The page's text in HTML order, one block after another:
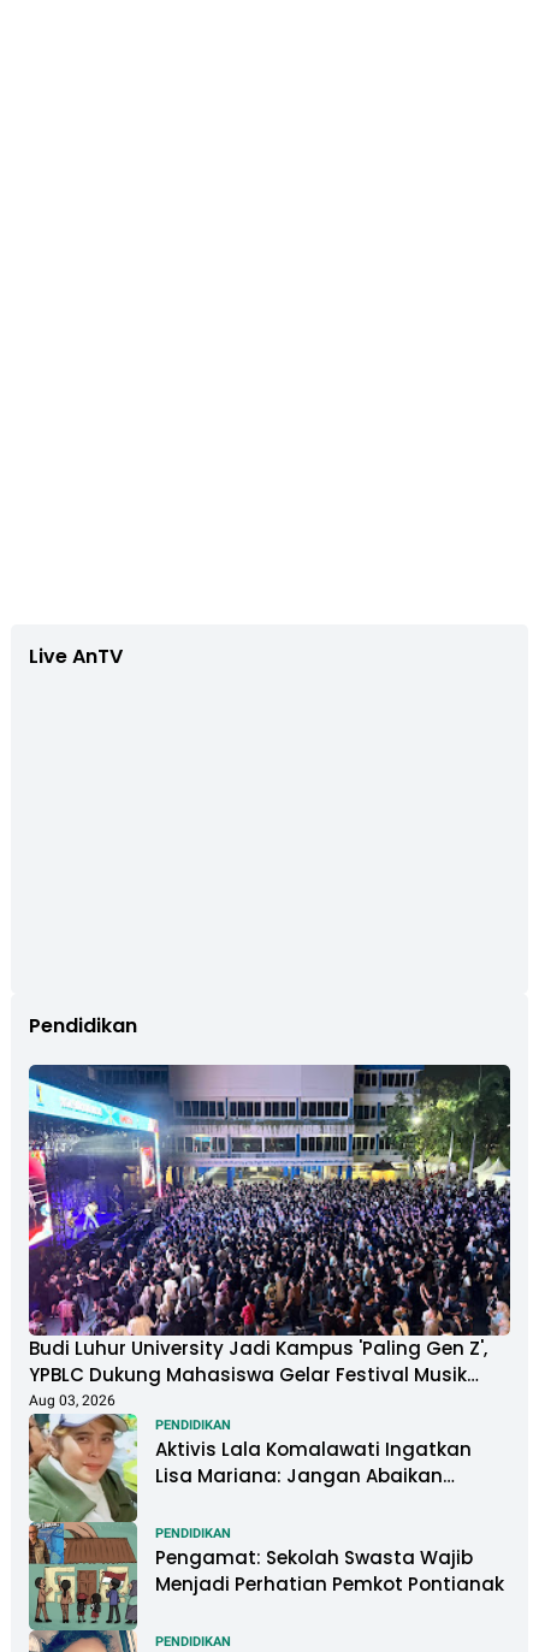
Live AnTV
Pendidikan
Budi Luhur University Jadi Kampus 'Paling Gen Z',
YPBLC Dukung Mahasiswa Gelar Festival Musik
Berkapasitas Ribuan Penonton
Aug 03, 2026
PENDIDIKAN
Aktivis Lala Komalawati Ingatkan
Lisa Mariana: Jangan Abaikan
DNA
PENDIDIKAN
Pengamat: Sekolah Swasta Wajib
Menjadi Perhatian Pemkot Pontianak
PENDIDIKAN